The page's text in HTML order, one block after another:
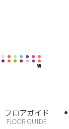
フロアガイド
FLOOR GUIDE